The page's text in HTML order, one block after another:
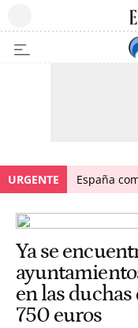
URGENTE España
Ya se
en las duchas
750 euros